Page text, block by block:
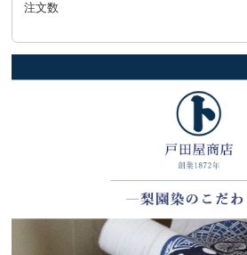
注文数